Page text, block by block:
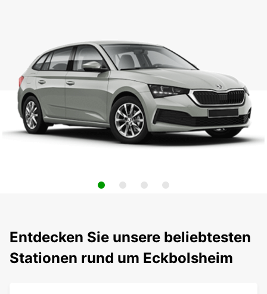
Entdecken Sie unsere beliebtesten
Stationen rund um Eckbolsheim